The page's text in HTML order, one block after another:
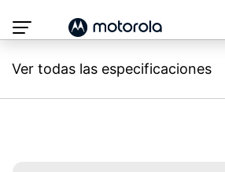
Este
sitio
con
un
Ver todas las especificaciones